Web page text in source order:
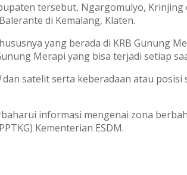
tersebut, Ngargomulyo, Krinjing
di Kemalang, Klaten.
yang berada di KRB Gunung
Merapi yang bisa terjadi setiap
dan satelit serta keberadaan atau posisi
informasi mengenai zona
Kementerian ESDM.